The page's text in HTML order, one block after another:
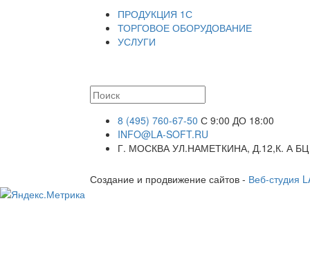
ПРОДУКЦИЯ 1С
ТОРГОВОЕ ОБОРУДОВАНИЕ
УСЛУГИ
8 (495) 760-67-50 С 9:00 ДО 18:00
INFO@LA-SOFT.RU
Г. МОСКВА УЛ.НАМЕТКИНА, Д.12,К. А
Создание и продвижение сайтов - Веб-студия